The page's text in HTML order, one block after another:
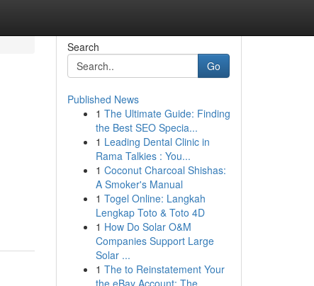
Search
Go
Published News
1 The Ultimate Guide: Finding
the Best SEO Specia...
1 Leading Dental Clinic in
Rama Talkies : You...
1 Coconut Charcoal Shishas:
A Smoker's Manual
1 Togel Online: Langkah
Lengkap Toto & Toto 4D
1 How Do Solar O&M
Companies Support Large
Solar ...
1 The to Reinstatement Your
the eBay Account: The...